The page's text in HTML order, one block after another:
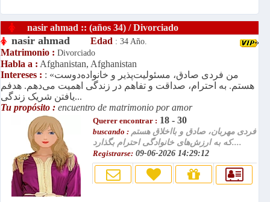
nasir ahmad :: (años 34) / Divorciado
nasir ahmad Edad : 34 Año.
Matrimonio : Divorciado
Habla a : Afghanistan, Afghanistan
Intereses : : «من فردی صادق، مسئولیت‌پذیر و خانواده‌دوست
هستم. به احترام، صداقت و تفاهم در زندگی اهمیت می‌دهم. هدفم
یافتن شریک زندگی...
Tu propósito : encuentro de matrimonio por amor
Querer encontrar : 18 - 30
buscando : فردی مهربان، صادق و بااخلاق هستم
که به ارزش‌های خانوادگی احترام بگذارد....
Registrarse: 09-06-2026 14:29:12